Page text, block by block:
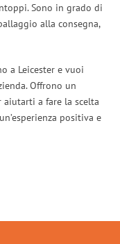
Sono in grado di
alla consegna,
a Leicester e vuoi
Offrono un
a fare la scelta
positiva e